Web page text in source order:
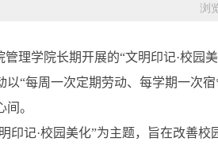
浏
管理学院长期开展的“文明印记·校园
以“每周一次定期劳动、每学期一次
。
印记·校园美化”为主题，旨在改善校